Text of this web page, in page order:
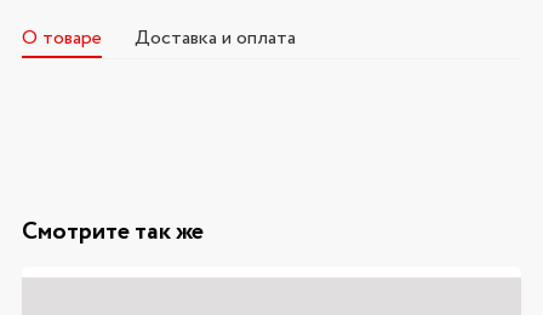
О товаре Доставка и оплата
Смотрите так же